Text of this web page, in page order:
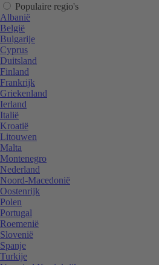
Populaire regio's
Albanië
België
Bulgarije
Cyprus
Duitsland
Finland
Frankrijk
Griekenland
Ierland
Italië
Kroatië
Litouwen
Malta
Montenegro
Nederland
Noord-Macedonië
Oostenrijk
Polen
Portugal
Roemenië
Slovenië
Spanje
Turkije